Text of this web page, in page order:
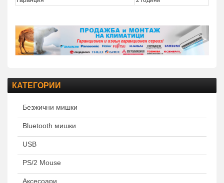
КАТЕГОРИИ
Безжични мишки
Bluetooth мишки
USB
PS/2 Mouse
Аксесоари